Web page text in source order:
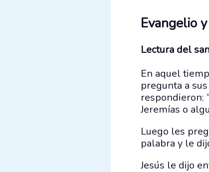
Evangelio
Lectura del
En aquel
pregunta a
respondieron:
Jeremías o
Luego les
palabra y le
Jesús le dijo